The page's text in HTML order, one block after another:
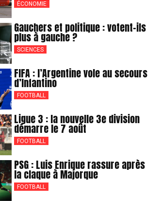
ÉCONOMIE
Gauchers et politique : votent-ils
plus à gauche ?
SCIENCES
FIFA : l’Argentine vole au secours
d’Infantino
FOOTBALL
Ligue 3 : la nouvelle 3e division
démarre le 7 août
FOOTBALL
PSG : Luis Enrique rassure après
la claque à Majorque
FOOTBALL